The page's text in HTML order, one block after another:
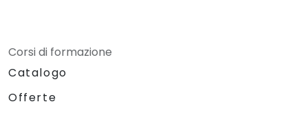
Corsi di formazione
Catalogo
Offerte